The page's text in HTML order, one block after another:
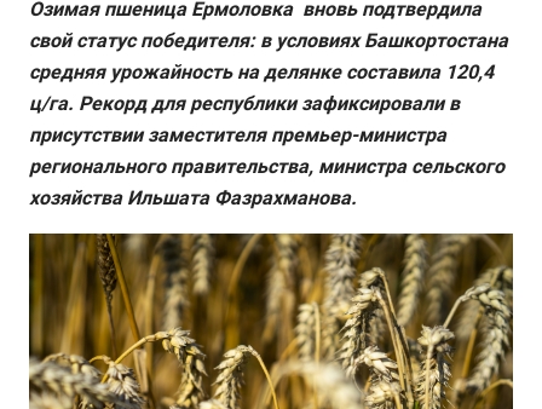
Озимая пшеница Ермоловка вновь подтвердила
свой статус победителя: в условиях Башкортостана
средняя урожайность на делянке составила 120,4
ц/га. Рекорд для республики зафиксировали в
присутствии заместителя премьер-министра
регионального правительства, министра сельского
хозяйства Ильшата Фазрахманова.